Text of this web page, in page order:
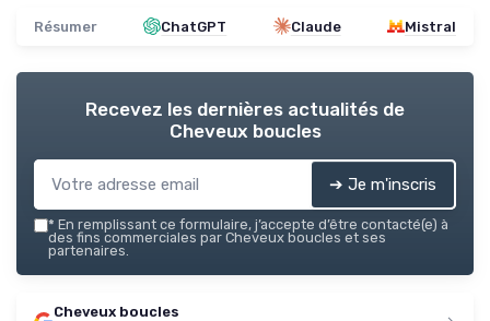
Résumer ChatGPT Claude Mistral
Recevez les dernières actualités de
Cheveux boucles
➔ Je m'inscris
* En remplissant ce formulaire, j’accepte d’être contacté(e) à
des fins commerciales par Cheveux boucles et ses
partenaires.
Cheveux boucles